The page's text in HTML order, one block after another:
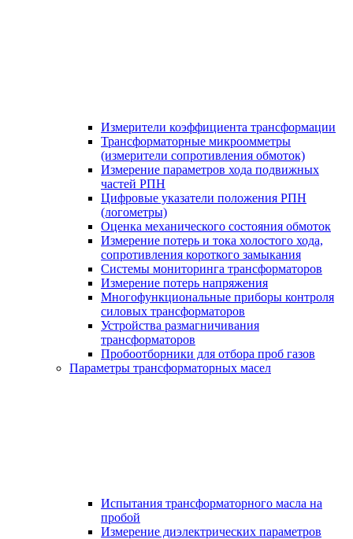
Измерители коэффициента трансформации
Трансформаторные микроомметры
(измерители сопротивления обмоток)
Измерение параметров хода подвижных
частей РПН
Цифровые указатели положения РПН
(логометры)
Оценка механического состояния обмоток
Измерение потерь и тока холостого хода,
сопротивления короткого замыкания
Системы мониторинга трансформаторов
Измерение потерь напряжения
Многофункциональные приборы контроля
силовых трансформаторов
Устройства размагничивания
трансформаторов
Пробоотборники для отбора проб газов
Параметры трансформаторных масел
Испытания трансформаторного масла на
пробой
Измерение диэлектрических параметров